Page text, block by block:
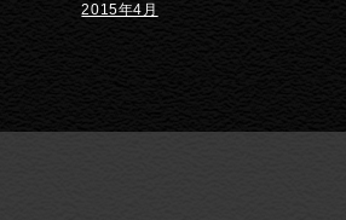
2015年4月